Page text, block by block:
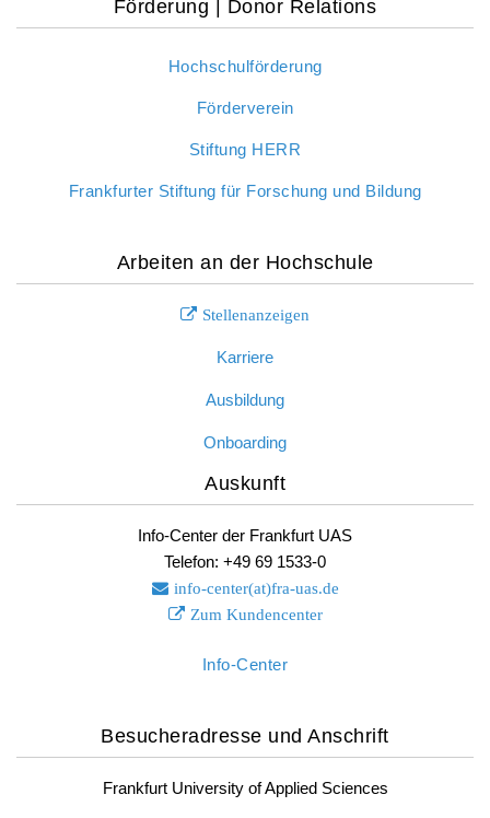
Förderung | Donor Relations
Hochschulförderung
Förderverein
Stiftung HERR
Frankfurter Stiftung für Forschung und Bildung
Arbeiten an der Hochschule
Stellenanzeigen
Karriere
Ausbildung
Onboarding
Auskunft
Info-Center der Frankfurt UAS
Telefon: +49 69 1533-0
info-center(at)fra-uas. de
Zum Kundencenter
Info-Center
Besucheradresse und Anschrift
Frankfurt University of Applied Sciences